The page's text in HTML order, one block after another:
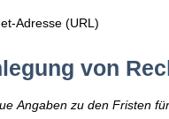
Adresse (URL)
von
Angaben zu den Fristen